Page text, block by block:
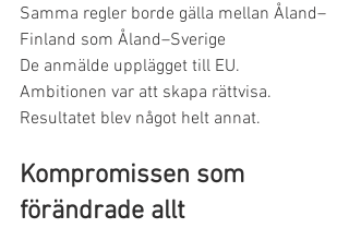
Samma regler borde gälla mellan Åland–
Finland som Åland–Sverige
De anmälde upplägget till EU.
Ambitionen var att skapa rättvisa.
Resultatet blev något helt annat.
Kompromissen som
förändrade allt